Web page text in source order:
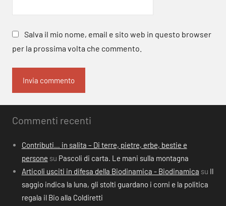
Salva il mio nome, email e sito web in questo browser
per la prossima volta che commento.
Commenti recenti
Contributi… in salita – Di terre, pietre, erbe, bestie e
persone su Pascoli di carta. Le mani sulla montagna
Articoli usciti in difesa della Biodinamica - Biodinamica su Il
saggio indica la luna, gli stolti guardano i corni e la politica
regala il Bio alla Coldiretti